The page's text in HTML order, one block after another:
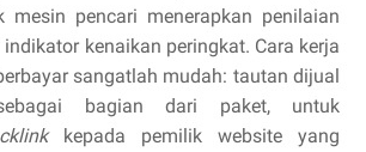
mesin pencari menerapkan penilaian
kenaikan peringkat. Cara kerja
sangatlah mudah: tautan dijual
bagian dari paket, untuk
kepada pemilik website yang